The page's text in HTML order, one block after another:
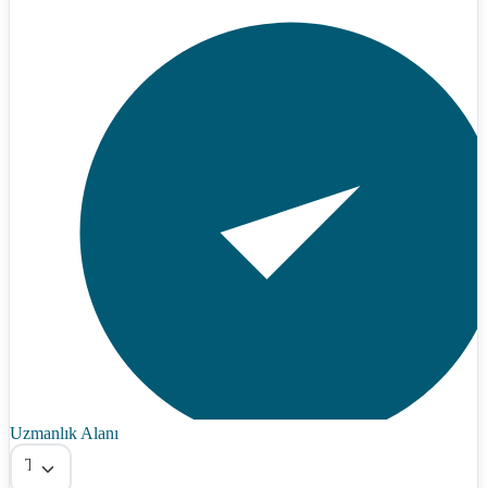
Uzmanlık Alanı
Tümü